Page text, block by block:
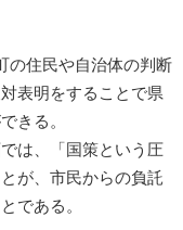
の住民や自治体の判断
表明をすることで県
きる。
は、「国策という圧
が、市民からの負託
である。